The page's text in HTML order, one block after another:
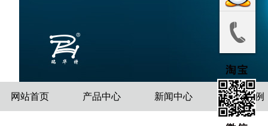
网站首页 产品中心 新闻中心 工程案例